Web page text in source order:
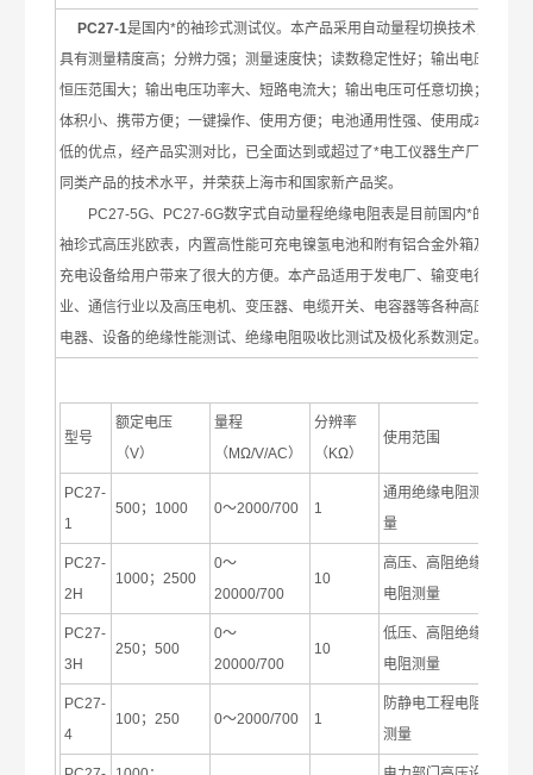
PC27-1是国内*的袖珍式测试仪。本产品采用自动量程切换技术，
具有测量精度高；分辨力强；测量速度快；读数稳定性好；输出电压
恒压范围大；输出电压功率大、短路电流大；输出电压可任意切换；
体积小、携带方便；一键操作、使用方便；电池通用性强、使用成本
低的优点，经产品实测对比，已全面达到或超过了*电工仪器生产厂的
同类产品的技术水平，并荣获上海市和国家新产品奖。
PC27-5G、PC27-6G数字式自动量程绝缘电阻表是目前国内*的
袖珍式高压兆欧表，内置高性能可充电镍氢电池和附有铝合金外箱及
充电设备给用户带来了很大的方便。本产品适用于发电厂、输变电行
业、通信行业以及高压电机、变压器、电缆开关、电容器等各种高压
电器、设备的绝缘性能测试、绝缘电阻吸收比测试及极化系数测定。
型号
额定电压
（V）
量程
（MΩ/V/AC）
分辨率
（KΩ）
使用范围
PC27-
1
500；1000 0～2000/700 1
通用绝缘电阻测
量
PC27-
2H
1000；2500
0～
20000/700
10
高压、高阻绝缘
电阻测量
PC27-
3H
250；500
0～
20000/700
10
低压、高阻绝缘
电阻测量
PC27-
4
100；250 0～2000/700 1
防静电工程电阻
测量